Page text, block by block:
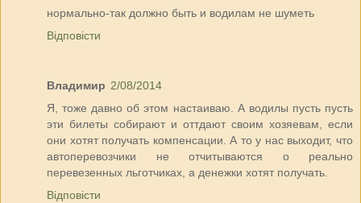
нормально-так должно быть и водилам не шуметь
Відповісти
Владимир 2/08/2014
Я, тоже давно об этом настаиваю. А водилы пусть пусть
эти билеты собирают и оттдают своим хозяевам, если
они хотят получать компенсации. А то у нас выходит, что
автоперевозчики не отчитываются о реально
перевезенных льготчиках, а денежки хотят получать.
Відповісти